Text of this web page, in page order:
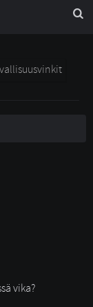
vika?